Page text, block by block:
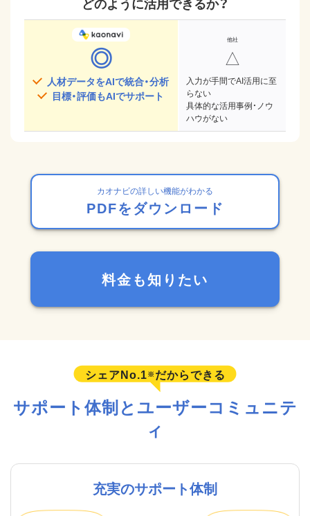
◎
人材データをAIで統合・分析
目標・評価もAIでサポート
△
入力が手間でAI活用に至
らない
具体的な活用事例・ノウ
ハウがない
カオナビの詳しい機能がわかる
PDFをダウンロード
料金も知りたい
シェアNo.1※ だからできる
サポート体制とユーザーコミュニテ
ィ
充実のサポート体制